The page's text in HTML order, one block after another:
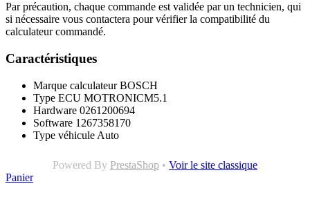
Par précaution, chaque commande est validée par un technicien, qui
si nécessaire vous contactera pour vérifier la compatibilité du
calculateur commandé.
Caractéristiques
Marque calculateur BOSCH
Type ECU MOTRONICM5.1
Hardware 0261200694
Software 1267358170
Type véhicule Auto
Powered By PrestaShop • Voir le site classique
Panier